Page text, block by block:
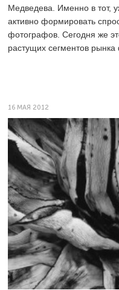
Медведева. Именно в тот,
активно формировать
фотографов. Сегодня же
растущих сегментов рынка
16 МАЯ 2012